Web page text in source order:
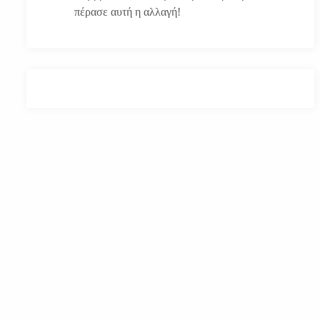
πέρασε αυτή η αλλαγή!